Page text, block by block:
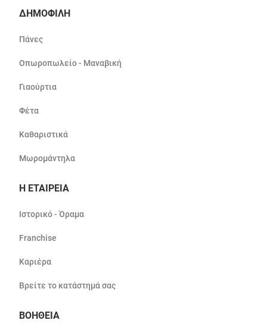
ΔΗΜΟΦΙΛΗ
Πάνες
Οπωροπωλείο - Μαναβική
Γιαούρτια
Φέτα
Καθαριστικά
Μωρομάντηλα
Η ΕΤΑΙΡΕΙΑ
Ιστορικό - Όραμα
Franchise
Καριέρα
Βρείτε το κατάστημά σας
ΒΟΗΘΕΙΑ